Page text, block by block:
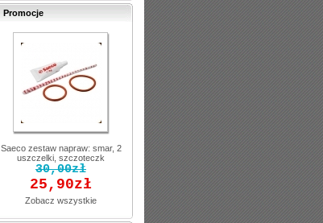
Promocje
Saeco zestaw napraw: smar, 2
uszczelki, szczoteczk
30,00zł
25,90zł
Zobacz wszystkie